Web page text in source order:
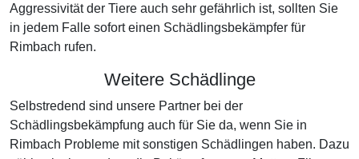
Aggressivität der Tiere auch sehr gefährlich ist, sollten Sie
in jedem Falle sofort einen Schädlingsbekämpfer für
Rimbach rufen.
Weitere Schädlinge
Selbstredend sind unsere Partner bei der
Schädlingsbekämpfung auch für Sie da, wenn Sie in
Rimbach Probleme mit sonstigen Schädlingen haben. Dazu